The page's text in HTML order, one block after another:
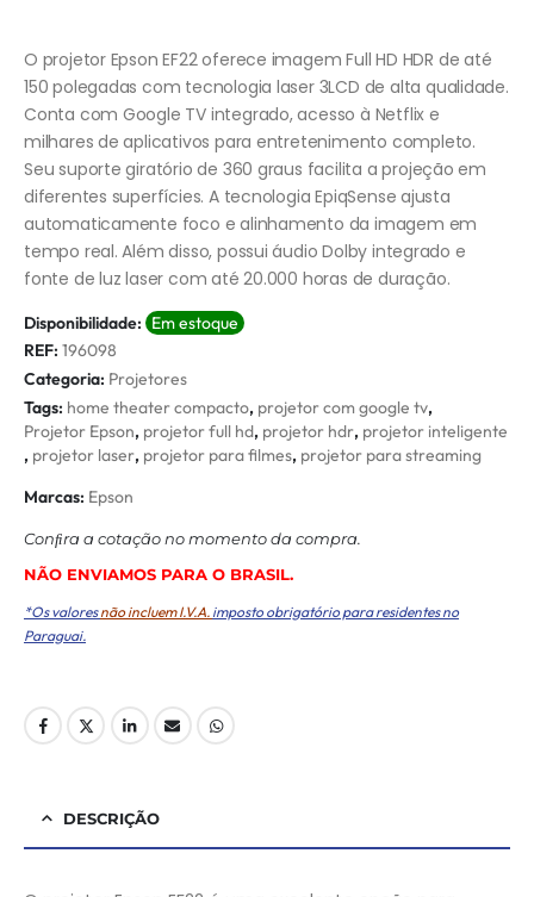
O projetor Epson EF22 oferece imagem Full HD HDR de até
150 polegadas com tecnologia laser 3LCD de alta qualidade.
Conta com Google TV integrado, acesso à Netflix e
milhares de aplicativos para entretenimento completo.
Seu suporte giratório de 360 graus facilita a projeção em
diferentes superfícies. A tecnologia EpiqSense ajusta
automaticamente foco e alinhamento da imagem em
tempo real. Além disso, possui áudio Dolby integrado e
fonte de luz laser com até 20.000 horas de duração.
Disponibilidade: Em estoque
REF: 196098
Categoria: Projetores
Tags: home theater compacto, projetor com google tv,
Projetor Epson, projetor full hd, projetor hdr, projetor inteligente
, projetor laser, projetor para filmes, projetor para streaming
Marcas: Epson
Conﬁra a cotação no momento da compra.
NÃO ENVIAMOS PARA O BRASIL.
*Os valoresnão incluem I.V.A. imposto obrigatório para residentes no
Paraguai.
DESCRIÇÃO